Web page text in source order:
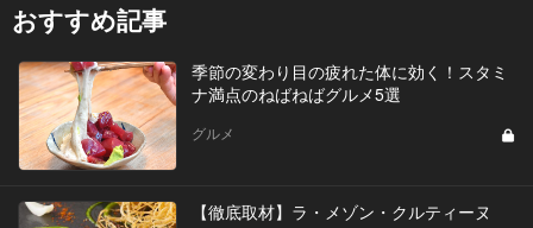
おすすめ記事
季節の変わり目の疲れた体に効く！スタミ
ナ満点のねばねばグルメ5選
グルメ
【徹底取材】ラ・メゾン・クルティーヌ